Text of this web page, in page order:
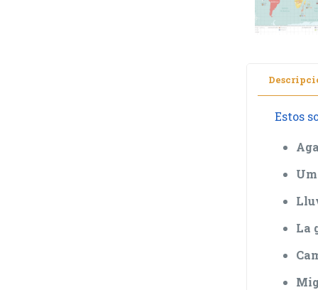
Estos
La